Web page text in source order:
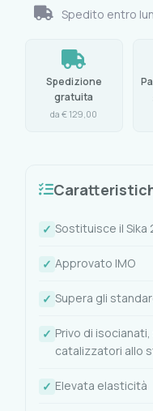
Spedito entro
Spedizione
gratuita
da € 129,00
Sostituisce il Sika
Approvato IMO
Supera gli
Privo di
catalizzatori allo
Elevata elasticità